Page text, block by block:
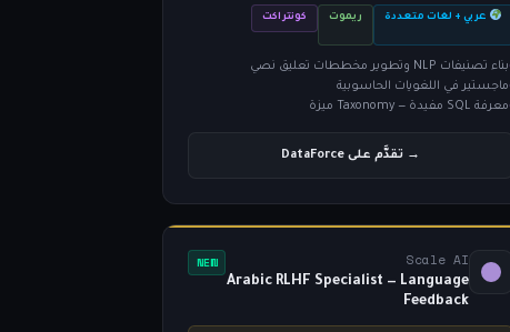
عربي + لغات متعددة ريموت كونتراكت
بناء تصنيفات NLP وتطوير مخططات تعليق نصي
ماجستير في اللغويات الحاسوبية
معرفة SQL مفيدة — Taxonomy ميزة
→ تقدَّم على DataForce
Scale AI
Arabic RLHF Specialist — Language
Feedback
NEW